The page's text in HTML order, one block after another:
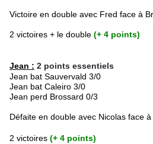
Victoire en double avec Fred face à
2 victoires + le double (+ 4 points)
Jean : 2 points essentiels
Jean bat Sauvervald 3/0
Jean bat Caleiro 3/0
Jean perd Brossard 0/3
Défaite en double avec Nicolas face
2 victoires (+ 4 points)